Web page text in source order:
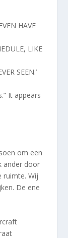
HAVE
LIKE
SEEN.’
It appears
om een
ander door
ruimte. Wij
De ene